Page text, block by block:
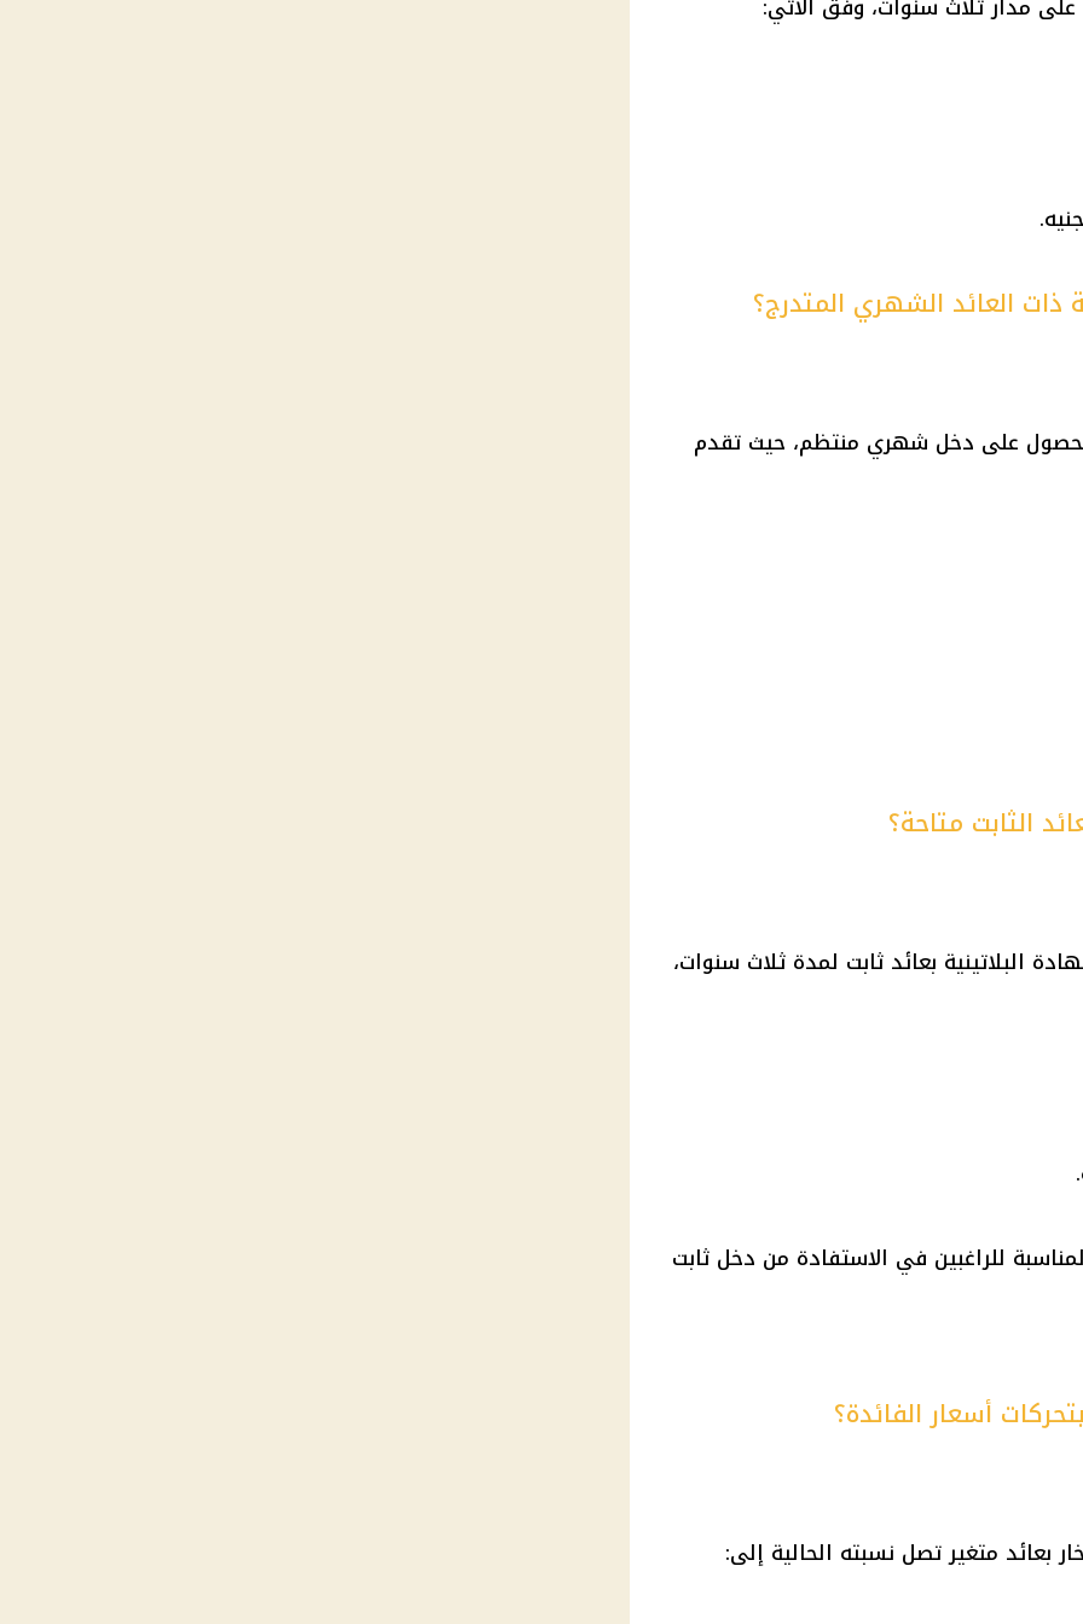
مدار ثلاث سنوات، وفق الآتي:
ذات العائد الشهري المتدرج؟
الحصول على دخل شهري منتظم، حيث تقدم
الثابت متاحة؟
البلاتينية بعائد ثابت لمدة ثلاث سنوات،
للراغبين في الاستفادة من دخل ثابت
أسعار الفائدة؟
بعائد متغير تصل نسبته الحالية إلى: